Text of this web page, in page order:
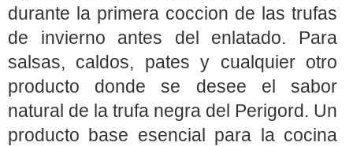
durante la primera coccion de las trufas
de invierno antes del enlatado. Para
salsas, caldos, pates y cualquier otro
producto donde se desee el sabor
natural de la trufa negra del Perigord. Un
producto base esencial para la cocina